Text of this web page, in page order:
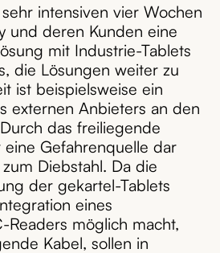
intensiven vier Wochen
und deren Kunden eine
mit Industrie-Tablets
die Lösungen weiter zu
ist beispielsweise ein
externen Anbieters an den
das freiliegende
eine Gefahrenquelle dar
Diebstahl. Da die
der gekartel-Tablets
eines
Readers möglich macht,
Kabel, sollen in